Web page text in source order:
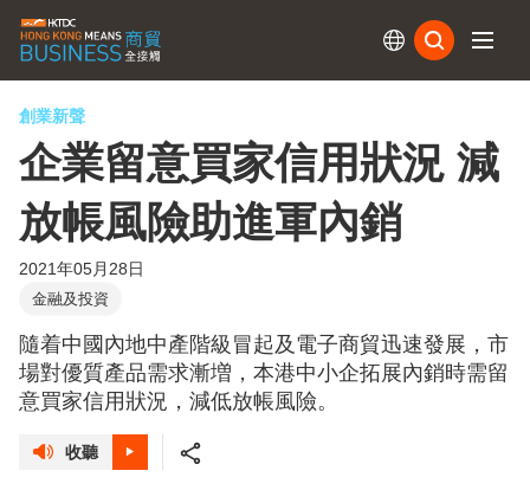
創業新聲
企業留意買家信用狀況 減
放帳風險助進軍內銷
2021年05月28日
金融及投資
隨着中國內地中產階級冒起及電子商貿迅速發展，市
場對優質產品需求漸増，本港中小企拓展內銷時需留
意買家信用狀況，減低放帳風險。
收聽